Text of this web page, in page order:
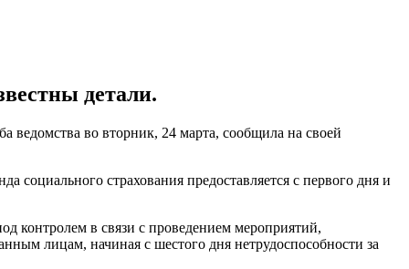
детали.
ведомства во вторник, 24 марта, сообщила на своей
социального страхования предоставляется с первого дня и
контролем в связи с проведением мероприятий,
лицам, начиная с шестого дня нетрудоспособности за